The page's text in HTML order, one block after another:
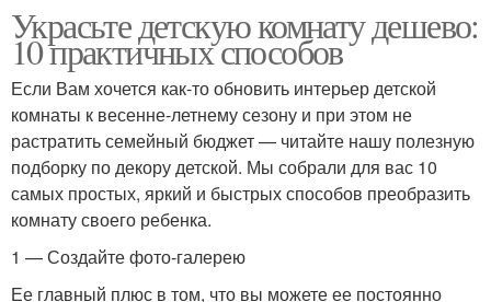
Украсьте детскую комнату дешево:
10 практичных способов
Если Вам хочется как-то обновить интерьер детской
комнаты к весенне-летнему сезону и при этом не
растратить семейный бюджет — читайте нашу полезную
подборку по декору детской. Мы собрали для вас 10
самых простых, яркий и быстрых способов преобразить
комнату своего ребенка.
1 — Создайте фото-галерею
Ее главный плюс в том, что вы можете ее постоянно